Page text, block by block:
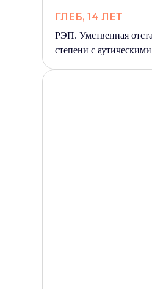
ГЛЕБ, 14 ЛЕТ
РЭП. Умственная
степени с